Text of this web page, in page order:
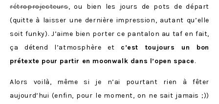
rétroprojecteurs, ou bien les jours de pots de départ
(quitte à laisser une dernière impression, autant qu’elle
soit funky). J’aime bien porter ce pantalon au taf en fait,
ça détend l’atmosphère et c’est toujours un bon
prétexte pour partir en moonwalk dans l’open space.
Alors voilà, même si je n’ai pourtant rien à fêter
aujourd’hui (enfin, pour le moment, on ne sait jamais ;))